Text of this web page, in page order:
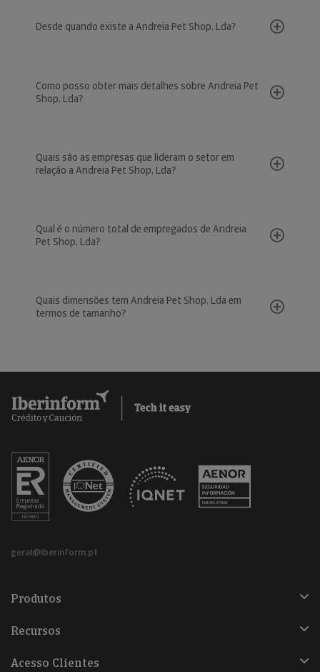
Desde quando existe a Andreia Pet Shop, Lda?
Como posso obter mais detalhes sobre Andreia Pet
Shop, Lda?
Quais são as empresas que lideram o setor em
relação a Andreia Pet Shop, Lda?
Qual é o número total de empregados de Andreia
Pet Shop, Lda?
Quais dimensões tem Andreia Pet Shop, Lda em
termos de tamanho?
geral@iberinform.pt
Produtos
Recursos
Acesso Clientes